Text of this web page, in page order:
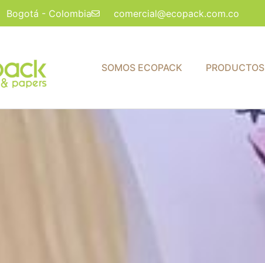
Bogotá - Colombia comercial@ecopack.com.co
SOMOS ECOPACK PRODUCTOS